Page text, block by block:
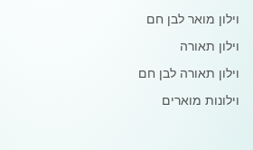
וילון מואר לבן חם
וילון תאורה
וילון תאורה לבן חם
וילונות מוארים